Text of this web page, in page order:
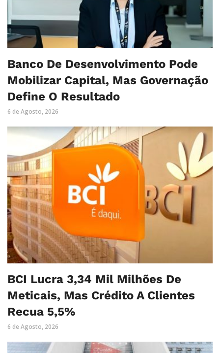
Banco De Desenvolvimento Pode
Mobilizar Capital, Mas Governação
Define O Resultado
6 de Agosto, 2026
BCI Lucra 3,34 Mil Milhões De
Meticais, Mas Crédito A Clientes
Recua 5,5%
6 de Agosto, 2026